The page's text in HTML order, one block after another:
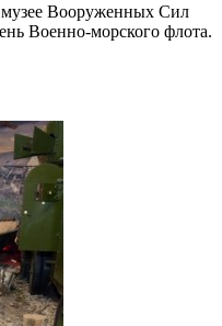
Вооруженных Сил
Военно-морского флота.